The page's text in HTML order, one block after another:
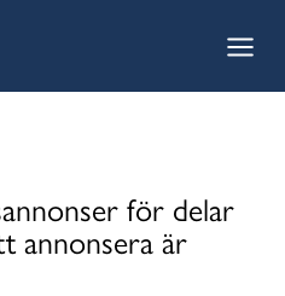
för delar
annonsera är